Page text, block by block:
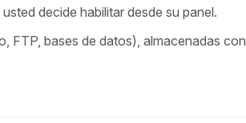
decide habilitar desde su panel.
FTP, bases de datos), almacenadas con